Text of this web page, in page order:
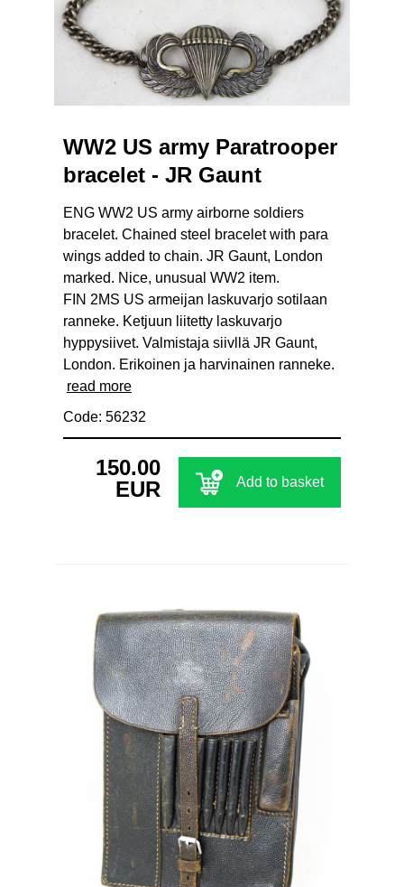
WW2 US army Paratrooper
bracelet - JR Gaunt
ENG WW2 US army airborne soldiers
bracelet. Chained steel bracelet with para
wings added to chain. JR Gaunt, London
marked. Nice, unusual WW2 item.
FIN 2MS US armeijan laskuvarjo sotilaan
ranneke. Ketjuun liitetty laskuvarjo
hyppysiivet. Valmistaja siivllä JR Gaunt,
London. Erikoinen ja harvinainen ranneke.
read more
Code: 56232
150.00
EUR
Add to basket